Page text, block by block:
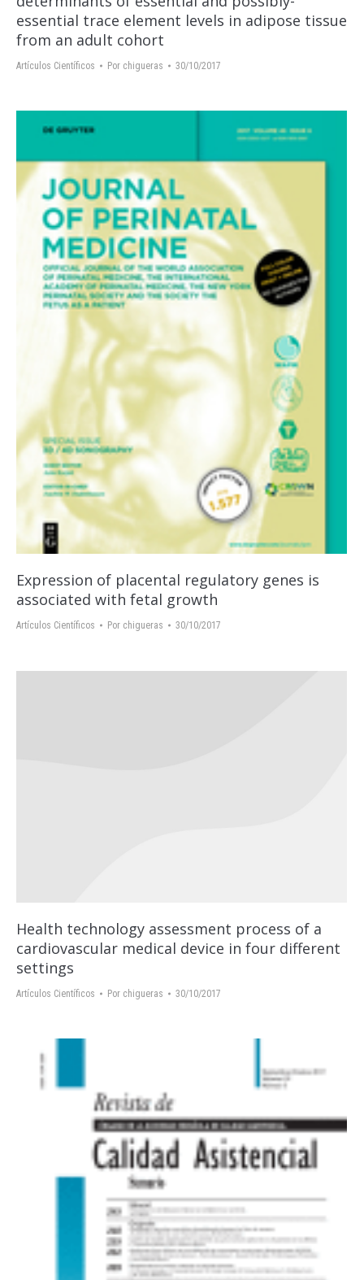
essential trace element levels in adipose tissue
from an adult cohort
Artículos Científicos Por chigueras 30/10/2017
Expression of placental regulatory genes is
associated with fetal growth
Artículos Científicos Por chigueras 30/10/2017
Health technology assessment process of a
cardiovascular medical device in four different
settings
Artículos Científicos Por chigueras 30/10/2017